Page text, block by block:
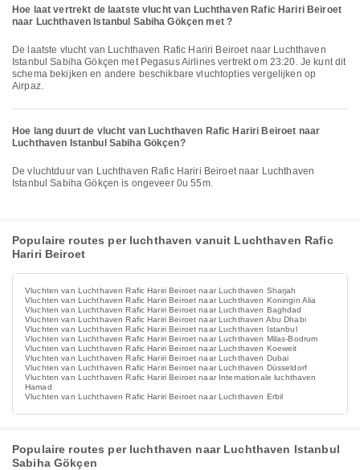
Hoe laat vertrekt de laatste vlucht van Luchthaven Rafic Hariri Beiroet
naar Luchthaven Istanbul Sabiha Gökçen met ?
De laatste vlucht van Luchthaven Rafic Hariri Beiroet naar Luchthaven
Istanbul Sabiha Gökçen met Pegasus Airlines vertrekt om 23:20. Je kunt dit
schema bekijken en andere beschikbare vluchtopties vergelijken op
Airpaz.
Hoe lang duurt de vlucht van Luchthaven Rafic Hariri Beiroet naar
Luchthaven Istanbul Sabiha Gökçen?
De vluchtduur van Luchthaven Rafic Hariri Beiroet naar Luchthaven
Istanbul Sabiha Gökçen is ongeveer 0u 55m.
Populaire routes per luchthaven vanuit Luchthaven Rafic
Hariri Beiroet
Vluchten van Luchthaven Rafic Hariri Beiroet naar Luchthaven Sharjah
Vluchten van Luchthaven Rafic Hariri Beiroet naar Luchthaven Koningin Alia
Vluchten van Luchthaven Rafic Hariri Beiroet naar Luchthaven Baghdad
Vluchten van Luchthaven Rafic Hariri Beiroet naar Luchthaven Abu Dhabi
Vluchten van Luchthaven Rafic Hariri Beiroet naar Luchthaven Istanbul
Vluchten van Luchthaven Rafic Hariri Beiroet naar Luchthaven Milas-Bodrum
Vluchten van Luchthaven Rafic Hariri Beiroet naar Luchthaven Koeweit
Vluchten van Luchthaven Rafic Hariri Beiroet naar Luchthaven Dubai
Vluchten van Luchthaven Rafic Hariri Beiroet naar Luchthaven Düsseldorf
Vluchten van Luchthaven Rafic Hariri Beiroet naar Internationale luchthaven
Hamad
Vluchten van Luchthaven Rafic Hariri Beiroet naar Luchthaven Erbil
Populaire routes per luchthaven naar Luchthaven Istanbul
Sabiha Gökçen